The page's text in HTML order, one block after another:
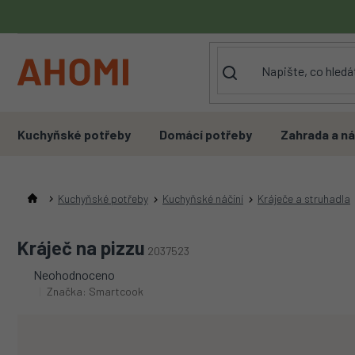
obsah
Kuchyňské potřeby Domácí potřeby Zahrada a
Kuchyňské potřeby Kuchyňské náčiní Kráječe a struhadla
Kráječ na pizzu 2037523
Průměrné
hodnocení
Neohodnoceno
Značka: Smartcook